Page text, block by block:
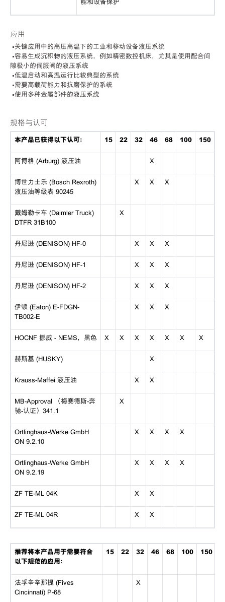
能和设备保护
应用
•关键应用中的高压高温下的工业和移动设备液压系统
•容易生成沉积物的液压系统，例如精密数控机床，尤其是使用配合间
隙极小的伺服阀的液压系统
•低温启动和高温运行比较典型的系统
•需要高载荷能力和抗磨保护的系统
•使用多种金属部件的液压系统
规格与认可
本产品已获得以下认可： 15 22 32 46 68 100 150
阿博格 (Arburg) 液压油 X
博世力士乐 (Bosch Rexroth)
液压油等级表 90245
X X X
戴姆勒卡车 (Daimler Truck)
DTFR 31B100
X
丹尼逊 (DENISON) HF-0 X X X
丹尼逊 (DENISON) HF-1 X X X
丹尼逊 (DENISON) HF-2 X X X
伊顿 (Eaton) E-FDGN-
TB002-E
X X X
HOCNF 挪威 - NEMS，黑色 X X X X X X X
赫斯基 (HUSKY) X
Krauss-Maffei 液压油 X X
MB-Approval （梅赛德斯-奔
驰-认证）341.1
X
Ortlinghaus-Werke GmbH
ON 9.2.10
X X X X
Ortlinghaus-Werke GmbH
ON 9.2.19
X X X X
ZF TE-ML 04K X X
ZF TE-ML 04R X X
推荐将本产品用于需要符合
以下规范的应用：
15 22 32 46 68 100 150
法孚辛辛那提 (Fives
Cincinnati) P-68
X